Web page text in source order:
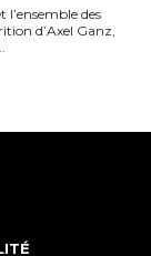
l’ensemble des
d’Axel Ganz,